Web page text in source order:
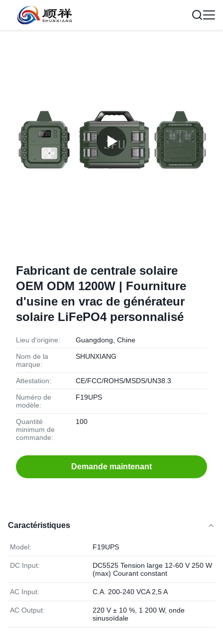
Fabricant de centrale solaire
OEM ODM 1200W | Fourniture
d'usine en vrac de générateur
solaire LiFePO4 personnalisé
Lieu d'origine: Guangdong, Chine
Nom de la
marque:
SHUNXIANG
Attestation: CE/FCC/ROHS/MSDS/UN38.3
Numéro de
modèle:
F19UPS
Quantité
minimum de
commande:
100
Demande maintenant
Caractéristiques
Model: F19UPS
DC Input:
DC5525 Tension large 12-60 V 250 W
(max) Courant constant
AC Input: C.A. 200-240 VCA 2,5 A
AC Output:
220 V ± 10 %, 1 200 W, onde
sinusoïdale